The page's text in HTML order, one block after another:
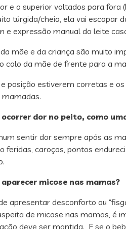
e o superior voltados para fora
túrgida/cheia, ela vai escapar
e expressão manual do leite
mãe e da criança são muito
colo da mãe de frente para a
e posição estiverem corretas e
ocorrer dor no peito, como
sentir dor sempre após as
feridas, caroços, pontos
aparecer micose nas mamas?
apresentar desconforto ou
de micose nas mamas, é
deve ser mantida. E se o